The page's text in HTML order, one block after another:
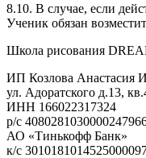
8.10. В случае, если
Ученик обязан
Школа рисования
ИП Козлова Анастасия
ул. Адоратского д.13,
ИНН 166022317324
р/с
АО «Тинькофф Банк»
к/с